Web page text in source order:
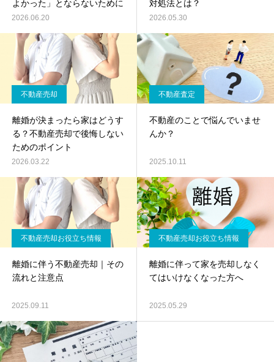
よかった」とならないために
2026.06.20
対処法とは？
2026.05.30
不動産売却
離婚が決まったら家はどうす
る？不動産売却で後悔しない
ためのポイント
2026.03.22
不動産査定
不動産のことで悩んでいませ
んか？
2025.10.11
不動産売却お役立ち情報
離婚に伴う不動産売却｜その
流れと注意点
2025.09.11
不動産売却お役立ち情報
離婚に伴って家を売却しなく
てはいけなくなった方へ
2025.05.29